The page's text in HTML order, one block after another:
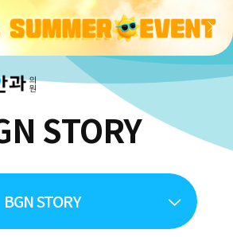
STORY
BGN STORY